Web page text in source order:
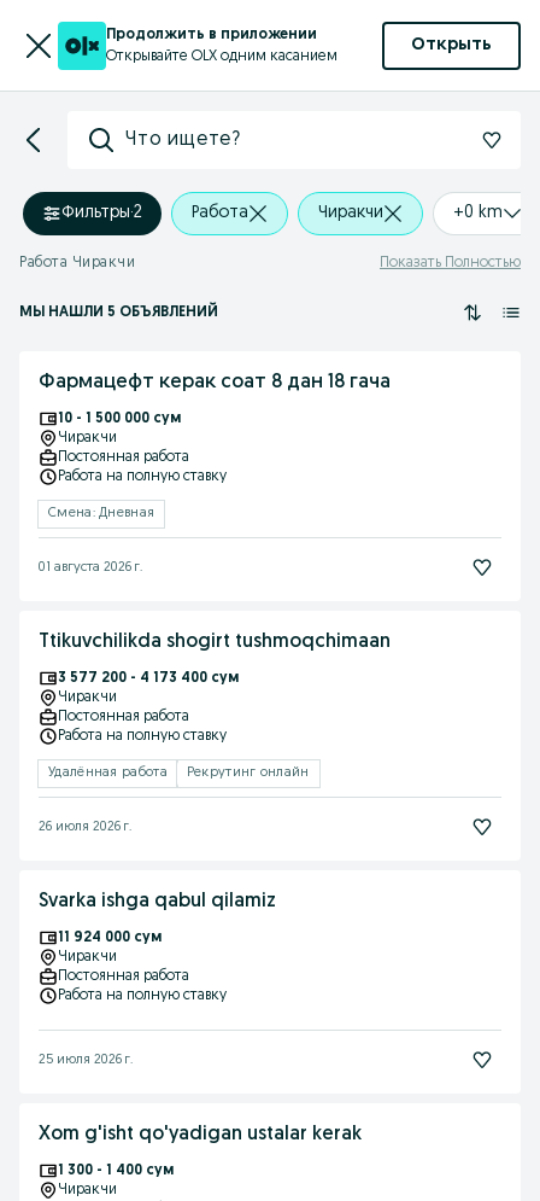
Продолжить в приложении
Открывайте OLX одним касанием
Открыть
Что ищете?
Фильтры·2 Работа Чиракчи +0 km
Работа Чиракчи Показать Полностью
МЫ НАШЛИ 5 ОБЪЯВЛЕНИЙ
Фармацефт керак соат 8 дан 18 гача
10 - 1 500 000 сум
Чиракчи
Постоянная работа
Работа на полную ставку
Смена: Дневная
01 августа 2026 г.
Ttikuvchilikda shogirt tushmoqchimaan
3 577 200 - 4 173 400 сум
Чиракчи
Постоянная работа
Работа на полную ставку
Удалённая работа Рекрутинг онлайн
26 июля 2026 г.
Svarka ishga qabul qilamiz
11 924 000 сум
Чиракчи
Постоянная работа
Работа на полную ставку
25 июля 2026 г.
Xom g'isht qo'yadigan ustalar kerak
1 300 - 1 400 сум
Чиракчи